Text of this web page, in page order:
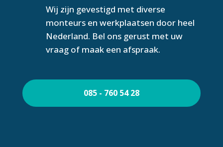
Wij zijn gevestigd met diverse
monteurs en werkplaatsen door heel
Nederland. Bel ons gerust met uw
vraag of maak een afspraak.
085 - 760 54 28